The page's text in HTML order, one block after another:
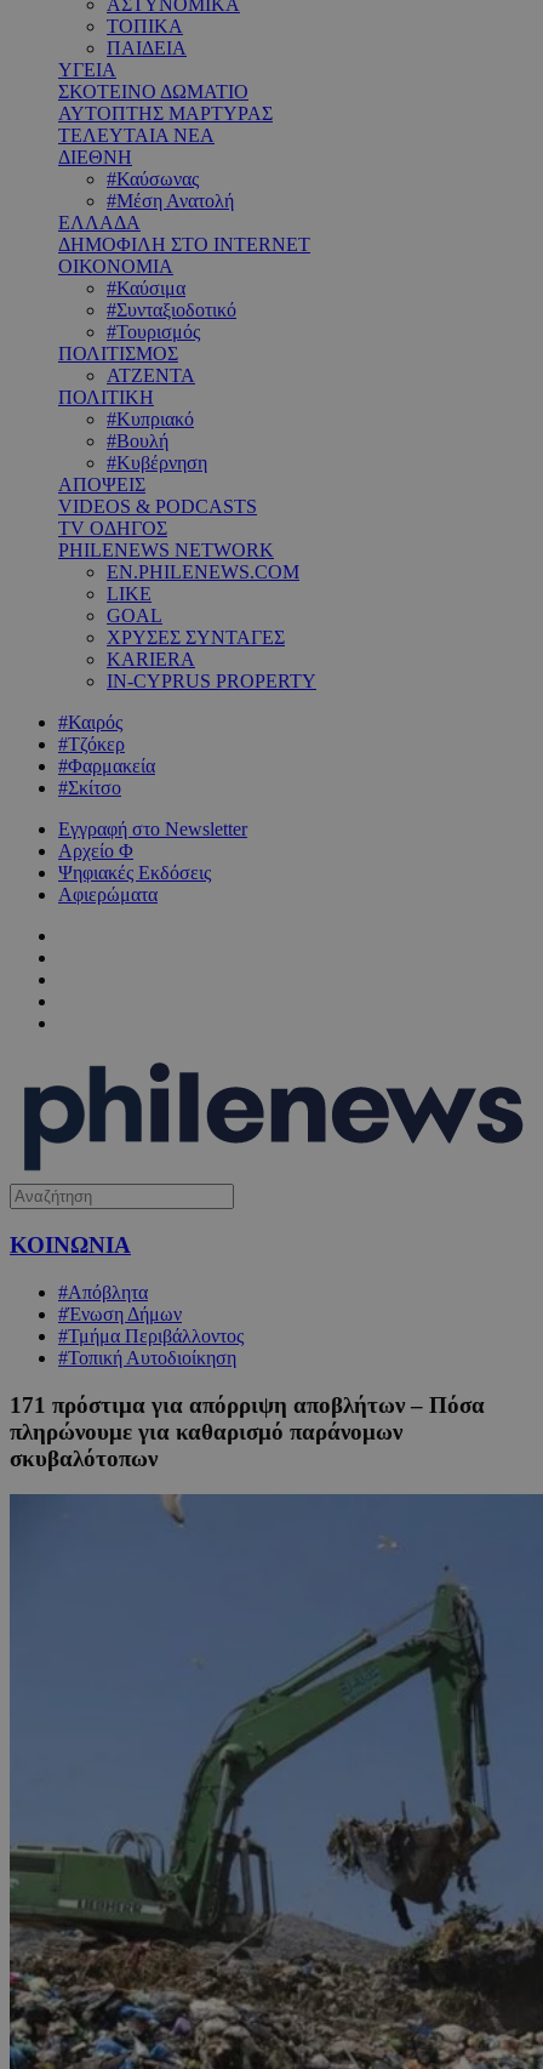
ΑΣΤΥΝΟΜΙΚΑ
ΤΟΠΙΚΑ
ΠΑΙΔΕΙΑ
ΥΓΕΙΑ
ΣΚΟΤΕΙΝΟ ΔΩΜΑΤΙΟ
ΑΥΤΟΠΤΗΣ ΜΑΡΤΥΡΑΣ
ΤΕΛΕΥΤΑΙΑ ΝΕΑ
ΔΙΕΘΝΗ
#Καύσωνας
#Μέση Ανατολή
ΕΛΛΑΔΑ
ΔΗΜΟΦΙΛΗ ΣΤΟ INTERNET
ΟΙΚΟΝΟΜΙΑ
#Καύσιμα
#Συνταξιοδοτικό
#Τουρισμός
ΠΟΛΙΤΙΣΜΟΣ
ΑΤΖΕΝΤΑ
ΠΟΛΙΤΙΚΗ
#Κυπριακό
#Βουλή
#Κυβέρνηση
ΑΠΟΨΕΙΣ
VIDEOS & PODCASTS
TV ΟΔΗΓΟΣ
PHILENEWS NETWORK
EN.PHILENEWS.COM
LIKE
GOAL
ΧΡΥΣΕΣ ΣΥΝΤΑΓΕΣ
KARIERA
IN-CYPRUS PROPERTY
#Καιρός
#Τζόκερ
#Φαρμακεία
#Σκίτσο
Εγγραφή στο Newsletter
Αρχείο Φ
Ψηφιακές Εκδόσεις
Αφιερώματα
ΚΟΙΝΩΝΙΑ
#Απόβλητα
#Ένωση Δήμων
#Τμήμα Περιβάλλοντος
#Τοπική Αυτοδιοίκηση
171 πρόστιμα για απόρριψη αποβλήτων – Πόσα
πληρώνουμε για καθαρισμό παράνομων
σκυβαλότοπων